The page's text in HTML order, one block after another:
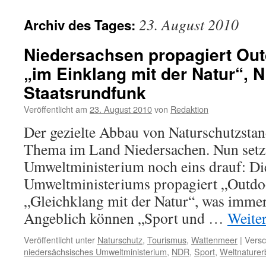
Archiv des Tages: 23. August 2010
Niedersachsen propagiert
„im Einklang mit der Natur“,
Staatsrundfunk
Veröffentlicht am 23. August 2010von Redaktion
Der gezielte Abbau von
Thema im Land Niedersachen. Nun
Umweltministerium noch eins drauf:
Umweltministeriums propagiert
„Gleichklang mit der Natur“, was
Angeblich können „Sport und …
Veröffentlicht unter Naturschutz, Tourismus, Wattenmeer |
niedersächsisches Umweltministerium, NDR, Sport,